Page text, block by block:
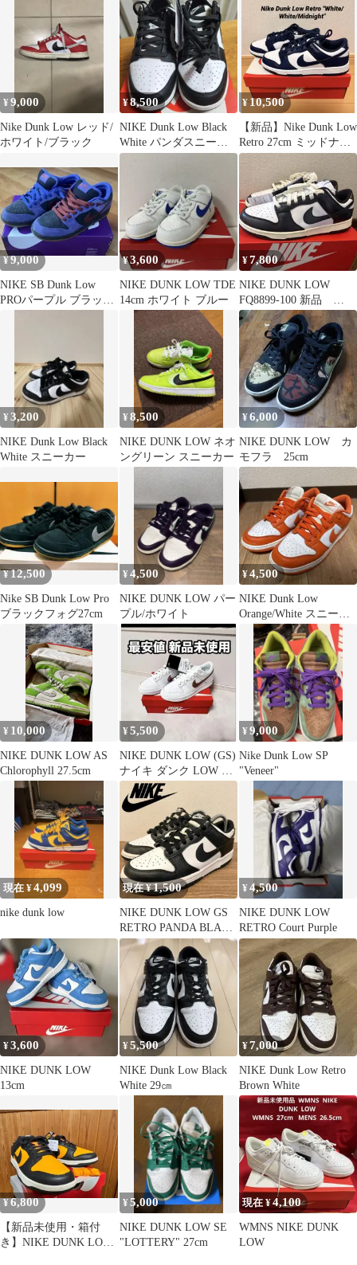
¥9,000
Nike Dunk Low レッド/
ホワイト/ブラック
¥8,500
NIKE Dunk Low Black
White パンダスニーカ
ー
¥ 10,500
【新品】Nike Dunk Low
Retro 27cm ミッドナイ
トネイビー
¥9,000
NIKE SB Dunk Low
PROパープル ブラック
¥3,600
NIKE DUNK LOW TDE
14cm ホワイト ブルー
¥7,800
NIKE DUNK LOW
FQ8899-100 新品
panda ダンク
¥3,200
NIKE Dunk Low Black
White スニーカー
¥8,500
NIKE DUNK LOW ネオ
ングリーン スニーカー
¥6,000
NIKE DUNK LOW カ
モフラ 25cm
¥12,500
Nike SB Dunk Low Pro
ブラックフォグ27cm
¥4,500
NIKE DUNK LOW パー
プル/ホワイト
¥4,500
NIKE Dunk Low
Orange/White スニーカ
¥ 10,000
NIKE DUNK LOW AS
Chlorophyll 27.5cm
¥5,500
NIKE DUNK LOW (GS)
ナイキ ダンク LOW GS
白ピンク
¥9,000
Nike Dunk Low SP
"Veneer"
現在 ¥4,099
nike dunk low
現在 ¥1,500
NIKE DUNK LOW GS
RETRO PANDA BLACK
WHITE
¥4,500
NIKE DUNK LOW
RETRO Court Purple
¥3,600
NIKE DUNK LOW
13cm
¥5,500
NIKE Dunk Low Black
White 29㎝
¥7,000
NIKE Dunk Low Retro
Brown White
¥6,800
【新品未使用・箱付
き】NIKE DUNK LOW
¥5,000
NIKE DUNK LOW SE
"LOTTERY" 27cm
現在 ¥4,100
WMNS NIKE DUNK
LOW